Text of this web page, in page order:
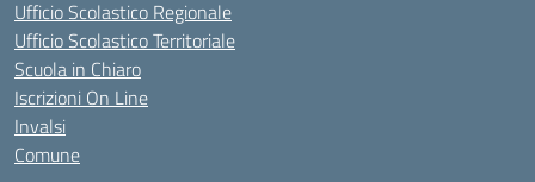
Ufficio Scolastico Regionale
Ufficio Scolastico Territoriale
Scuola in Chiaro
Iscrizioni On Line
Invalsi
Comune